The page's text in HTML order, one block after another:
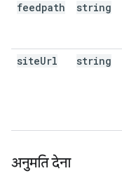
feedpath string
siteUrl string
अनुमति देना